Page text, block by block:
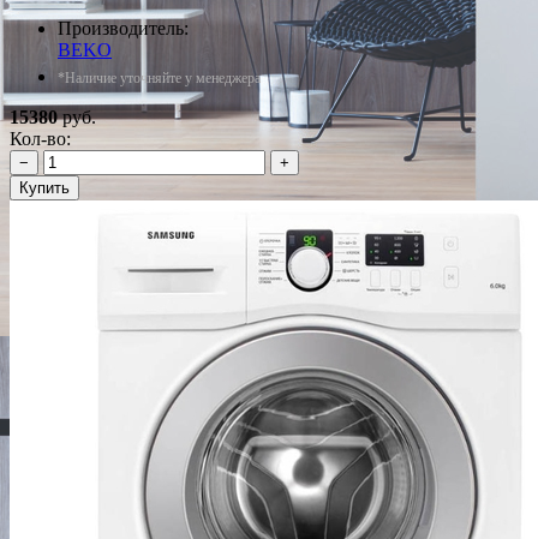
Производитель:
BEKO
*Наличие уточняйте у менеджера
15380руб.
Кол-во:
−
+
Купить